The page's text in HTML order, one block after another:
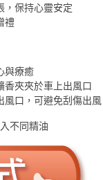
，保持心靈安定
禮
與療癒
香夾夾於車上出風口
風口，可避免刮傷出風
不同精油